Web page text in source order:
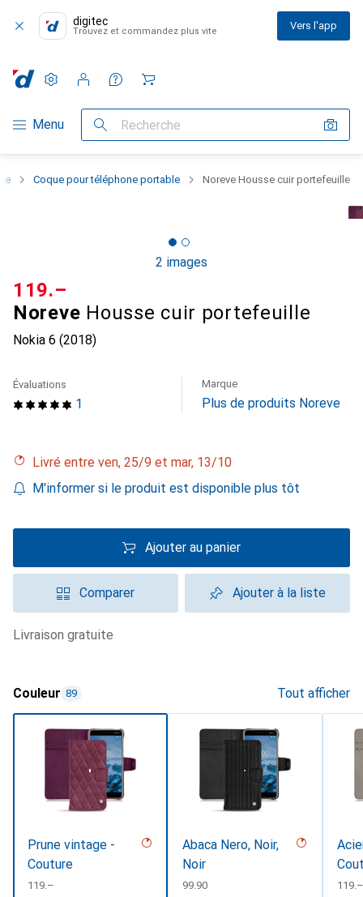
digitec
Trouvez et commandez plus vite Vers l'app
Navigation par catégorie
Menu Recherche
Paramètres
Compte client
Listes de comparaison
Listes d'envies
Panier
Coque pour téléphone portable Noreve Housse cuir portefeuille
2 images
Noreve Housse cuir portefeuille
Nokia 6 (2018)
CHF
119.–
1
Évaluations Marque
Plus de produits Noreve
Livré entre ven, 25/9 et mar, 13/10
M'informer si le produit est disponible plus tôt
Ajouter au panier
Comparer Ajouter à la liste
livraison gratuite
Couleur 89 Tout afficher
Prune vintage -
Couture
CHF
119.–
Abaca Nero, Noir,
Noir
CHF
99.90 CHF
119.–